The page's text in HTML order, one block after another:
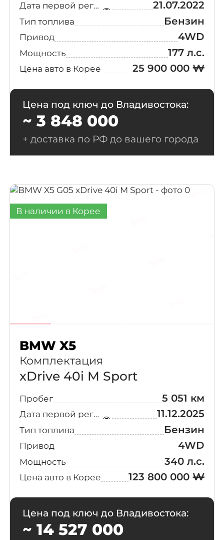
Дата первой регистрации 21.07.2022
Тип топлива Бензин
Привод 4WD
Мощность 177 л.с.
Цена авто в Корее 25 900 000 ₩
Цена под ключ до Владивостока:
~ 3 848 000
+ доставка по РФ до вашего города
В наличии в Корее
BMW X5
Комплектация
xDrive 40i M Sport
Пробег 5 051 км
Дата первой регистрации 11.12.2025
Тип топлива Бензин
Привод 4WD
Мощность 340 л.с.
Цена авто в Корее 123 800 000 ₩
Цена под ключ до Владивостока:
~ 14 527 000